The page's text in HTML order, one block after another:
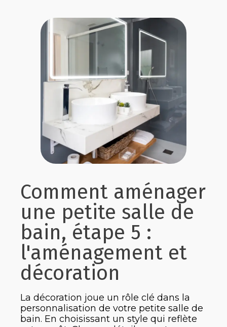
Comment aménager
une petite salle de
bain, étape 5 :
l'aménagement et
décoration
La décoration joue un rôle clé dans la
personnalisation de votre petite salle de
bain. En choisissant un style qui reflète